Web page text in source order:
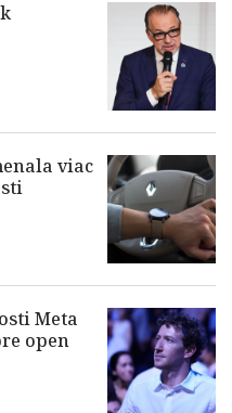
viac
Meta
open